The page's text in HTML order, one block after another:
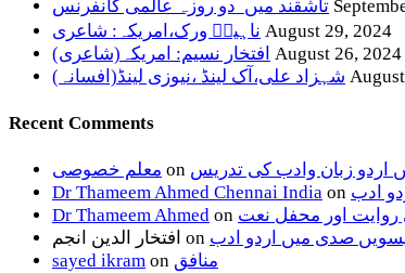
تاشقند میں دو روزہ عالمی کانفرنس
ناہیدؔ ورک،امریکہ: شاعری August 29, 2024
افتخار نسیم: امریکہ(شاعری) August 26, 2024
شہزاد علی،آک لینڈ ،نیوزی لینڈ(افسانہ)
Recent Comments
معلم خصوصی on اردو زبان وادب کی تدریس
Dr Thameem Ahmed Chennai India on ادب
Dr Thameem Ahmed on روایت اور محفل نعت
افتخار الدین انجم on صدی میں اردو ادب
sayed ikram on منافق